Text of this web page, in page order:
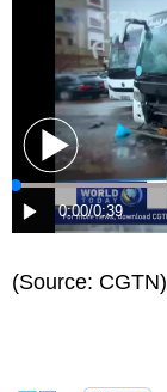
博客
(Source: CGTN)